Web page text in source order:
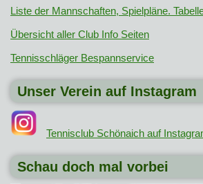
Liste der Mannschaften, Spielpläne.
Übersicht aller Club Info Seiten
Tennisschläger Bespannservice
Unser Verein auf Instagram
Tennisclub Schönaich auf
Schau doch mal vorbei